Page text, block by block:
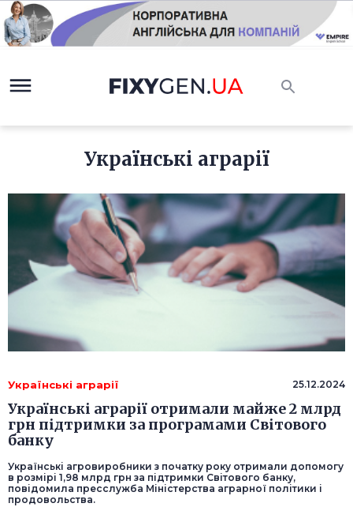
Українські аграрії
Українські аграрії 25.12.2024
Українські аграрії отримали майже 2 млрд
грн підтримки за програмами Світового
банку
Українські агровиробники з початку року отримали допомогу
в розмірі 1,98 млрд грн за підтримки Світового банку,
повідомила пресслужба Міністерства аграрної політики і
продовольства.